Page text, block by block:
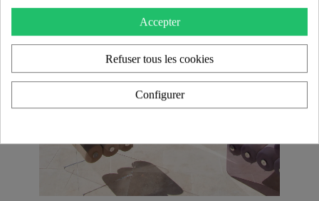
Accepter
Refuser tous les cookies
Configurer